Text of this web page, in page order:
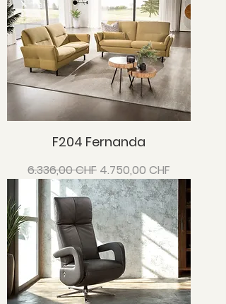
F204 Fernanda
Standardpreis
6.336,00 CHF Sale-Preis
4.750,00 CHF